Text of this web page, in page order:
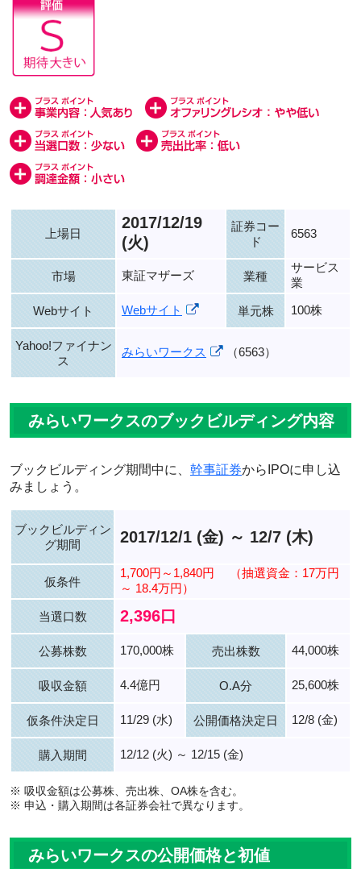
上場日
2017/12/19
(火)
証券コー
ド
6563
市場 東証マザーズ 業種
サービス
業
Webサイト Webサイト 単元株 100株
Yahoo!ファイナン
ス
みらいワークス （6563）
みらいワークスのブックビルディング内容
ブックビルディング期間中に、 幹事証券からIPOに申し込
みましょう。
ブックビルディン
グ期間
2017/12/1 (金) ～ 12/7 (木)
仮条件
1,700円～1,840円
（抽選資金：17万円
～ 18.4万円）
当選口数 2,396口
公募株数 170,000株 売出株数 44,000株
吸収金額 4.4億円 O.A分 25,600株
仮条件決定日 11/29 (水) 公開価格決定日 12/8 (金)
購入期間 12/12 (火) ～ 12/15 (金)
※ 吸収金額は公募株、売出株、OA株を含む。
※ 申込・購入期間は各証券会社で異なります。
みらいワークスの公開価格と初値